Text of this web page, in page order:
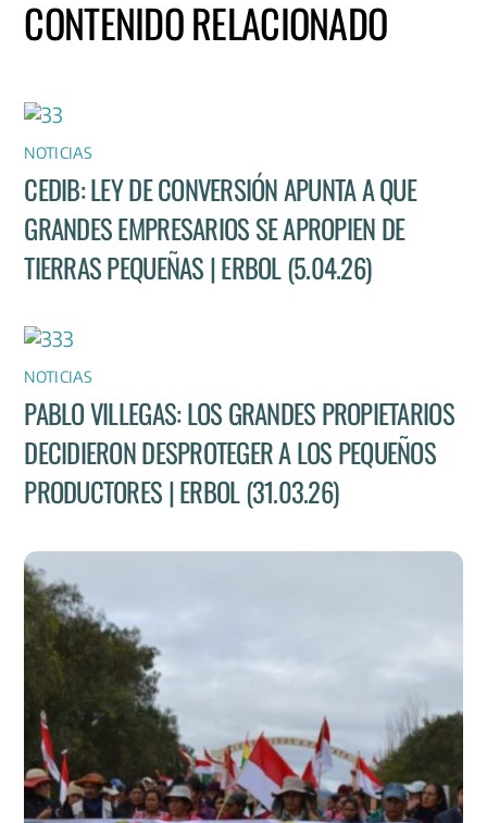
CONTENIDO RELACIONADO
NOTICIAS
CEDIB: LEY DE CONVERSIÓN APUNTA A QUE
GRANDES EMPRESARIOS SE APROPIEN DE
TIERRAS PEQUEÑAS | ERBOL (5.04.26)
NOTICIAS
PABLO VILLEGAS: LOS GRANDES PROPIETARIOS
DECIDIERON DESPROTEGER A LOS PEQUEÑOS
PRODUCTORES | ERBOL (31.03.26)